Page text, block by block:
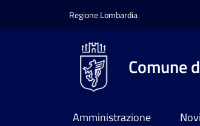
Regione Lombardia
Comune
Amministrazione